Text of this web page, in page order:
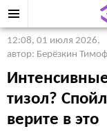
12:08, 01 июля 2026,
автор: Берёзкин
тизол?
верите в это